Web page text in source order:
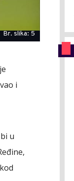
Br. slika: 5
i
u